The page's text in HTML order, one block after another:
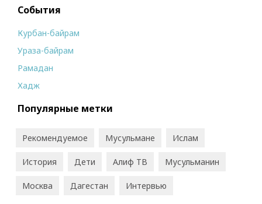
События
Курбан-байрам
Ураза-байрам
Рамадан
Хадж
Популярные метки
Рекомендуемое Мусульмане Ислам
История Дети Алиф ТВ Мусульманин
Москва Дагестан Интервью